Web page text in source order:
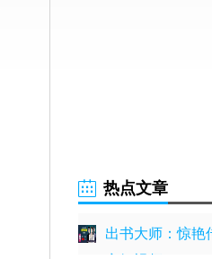
热点文章
出书大师：惊艳